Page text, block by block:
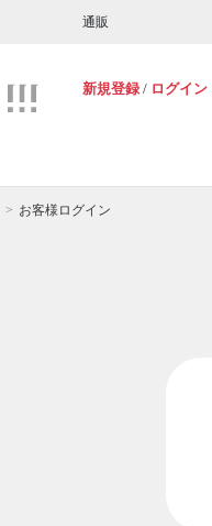
通販
新規登録 / ログイン
お客様ログイン